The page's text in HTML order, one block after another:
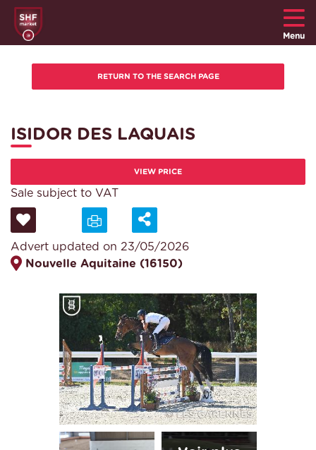
Menu
ISIDOR DES LAQUAIS
VIEW PRICE
Sale subject to VAT
Advert updated on 23/05/2026
Nouvelle Aquitaine (16150)